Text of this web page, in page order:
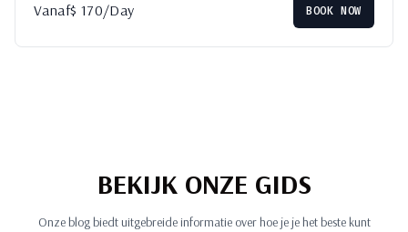
Vanaf$ 170/Day BOOK NOW
BEKIJK ONZE GIDS
Onze blog biedt uitgebreide informatie over hoe je je het beste kunt